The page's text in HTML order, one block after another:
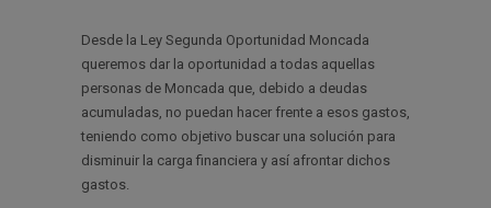
Desde la Ley Segunda Oportunidad Moncada
queremos dar la oportunidad a todas aquellas
personas de Moncada que, debido a deudas
acumuladas, no puedan hacer frente a esos gastos,
teniendo como objetivo buscar una solución para
disminuir la carga financiera y así afrontar dichos
gastos.